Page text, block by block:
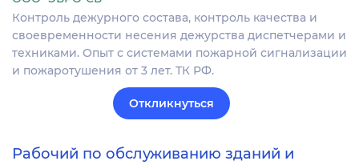
Контроль дежурного состава, контроль качества и
своевременности несения дежурства диспетчерами и
техниками. Опыт с системами пожарной сигнализации
и пожаротушения от 3 лет. ТК РФ.
Откликнуться
Рабочий по обслуживанию зданий и